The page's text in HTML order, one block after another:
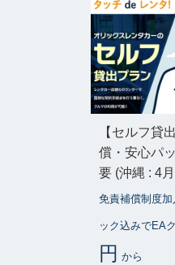
【セルフ貸
償・安心パ
要 (沖縄 : 4
免責補償制度
ック込みでEA
円 から